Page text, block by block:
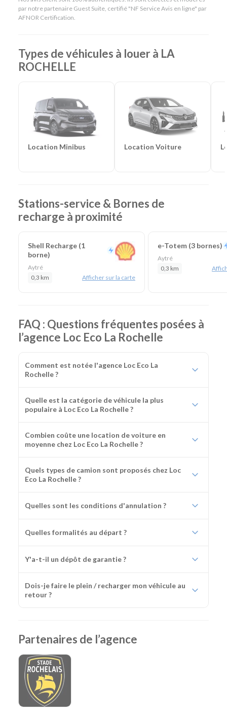
Rochelle Gare & 13 km de La Rochelle Aéroport)
Catégories de voitures : Citadines-Routières-SUV-
chantier
par notre partenaire Guest Suite, certifié "NF Service Avis en ligne" par
AFNOR Certification.
Types de véhicules à louer à LA
ROCHELLE
Location Minibus Location Voiture
Stations-service & Bornes de
recharge à proximité
Shell Recharge (1
borne)
Aytré
0,3 km
Afficher sur la carte
e-Totem (3 bornes)
Aytré
0,3 km
FAQ : Questions fréquentes posées à
l’agence Loc Eco La Rochelle
Comment est notée l'agence Loc Eco La
Rochelle ?
Quelle est la catégorie de véhicule la plus
populaire à Loc Eco La Rochelle ?
Combien coûte une location de voiture en
moyenne chez Loc Eco La Rochelle ?
Quels types de camion sont proposés chez Loc
Eco La Rochelle ?
Quelles sont les conditions d'annulation ?
Quelles formalités au départ ?
Y'a-t-il un dépôt de garantie ?
Dois-je faire le plein / recharger mon véhicule au
retour ?
Partenaires de l’agence